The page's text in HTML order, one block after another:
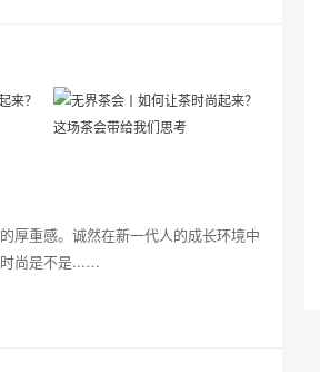
厚重感。诚然在新一代人的成长环境中
时尚是不是...…